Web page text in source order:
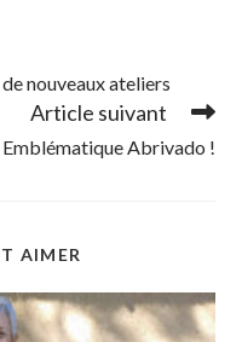
nouveaux ateliers
Article suivant
Emblématique Abrivado !
AIMER